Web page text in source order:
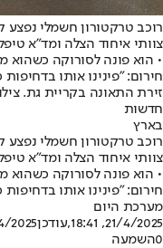
רוכב טרקטורון חשמלי
• הוא פונה לסורוקה כשהוא
חירום: "פינינו אותו
זירת התאונה בקריית גת.
חדשות
בארץ
רוכב טרקטורון חשמלי
• הוא פונה לסורוקה כשהוא
חירום: "פינינו אותו
מערכת היום
21/4/2025, 18:41
,עודכן18:41
0השמעה